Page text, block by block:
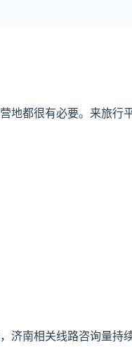
地都很有必要。来旅行
济南相关线路咨询量持